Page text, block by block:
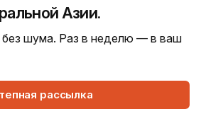
Азии.
без шума. Раз в неделю — в ваш
рассылка